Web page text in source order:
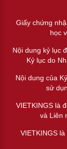
Giấy chứng
học
Nội dung kỷ lục
Kỷ lục do
Nội dung của
sử
VIETKINGS là
và Liên
VIETKINGS